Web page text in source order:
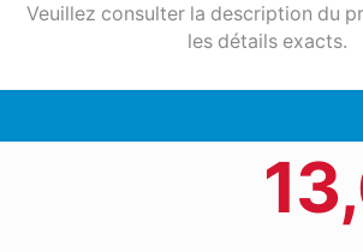
Veuillez consulter la description du
les détails exacts.